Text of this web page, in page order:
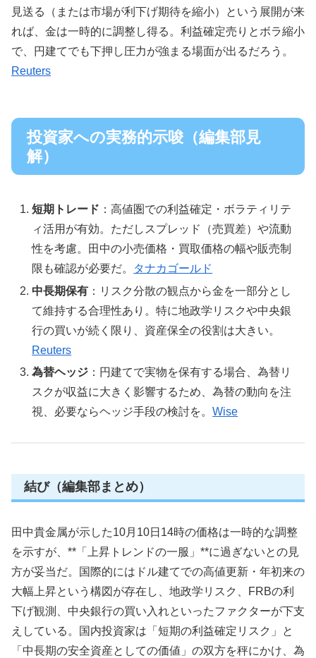
見送る（または市場が利下げ期待を縮小）という展開が来
れば、金は一時的に調整し得る。利益確定売りとボラ縮小
で、円建てでも下押し圧力が強まる場面が出るだろう。
Reuters
投資家への実務的示唆（編集部見
解）
短期トレード ：高値圏での利益確定・ボラティリテ
ィ活用が有効。ただしスプレッド（売買差）や流動
性を考慮。田中の小売価格・買取価格の幅や販売制
限も確認が必要だ。
タナカゴールド
中長期保有 ：リスク分散の観点から金を一部分とし
て維持する合理性あり。特に地政学リスクや中央銀
行の買いが続く限り、資産保全の役割は大きい。
Reuters
為替ヘッジ ：円建てで実物を保有する場合、為替リ
スクが収益に大きく影響するため、為替の動向を注
視、必要ならヘッジ手段の検討を。Wise
結び（編集部まとめ）
田中貴金属が示した10月10日14時の価格は一時的な調整
を示すが、**「上昇トレンドの一服」**に過ぎないとの見
方が妥当だ。国際的にはドル建てでの高値更新・年初来の
大幅上昇という構図が存在し、地政学リスク、FRBの利
下げ観測、中央銀行の買い入れといったファクターが下支
えしている。国内投資家は「短期の利益確定リスク」と
「中長期の安全資産としての価値」の双方を秤にかけ、為